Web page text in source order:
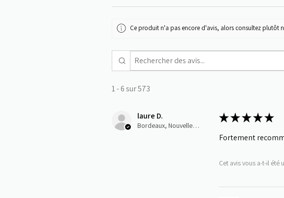
Ce produit n'a pas encore d'avis, alors consultez plutôt
1 - 6 sur 573
laure D.
Bordeaux, Nouvelle-Aquitaine
★★★★★
Fortement
Cet avis vous a-t-il été